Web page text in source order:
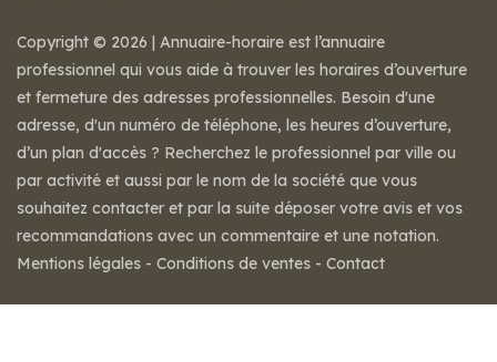
Copyright © 2026 | Annuaire-horaire est l’annuaire
professionnel qui vous aide à trouver les horaires d’ouverture
et fermeture des adresses professionnelles. Besoin d'une
adresse, d'un numéro de téléphone, les heures d’ouverture,
d’un plan d'accès ? Recherchez le professionnel par ville ou
par activité et aussi par le nom de la société que vous
souhaitez contacter et par la suite déposer votre avis et vos
recommandations avec un commentaire et une notation.
Mentions légales - Conditions de ventes - Contact